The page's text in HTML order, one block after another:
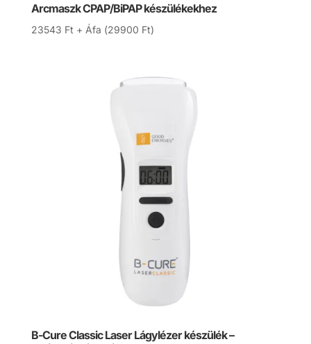
Arcmaszk CPAP/BiPAP készülékekhez
23543 Ft + Áfa (29900 Ft)
B-Cure Classic Laser Lágylézer készülék –